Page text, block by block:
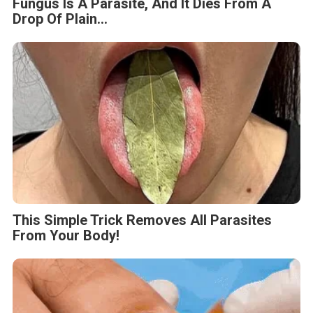
Fungus Is A Parasite, And It Dies From A
Drop Of Plain...
This Simple Trick Removes All Parasites
From Your Body!